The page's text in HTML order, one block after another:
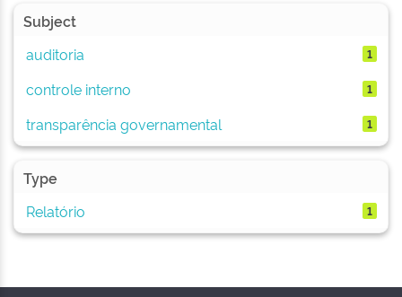
Subject
auditoria
1
controle interno 1
transparência governamental 1
Type
Relatório
1